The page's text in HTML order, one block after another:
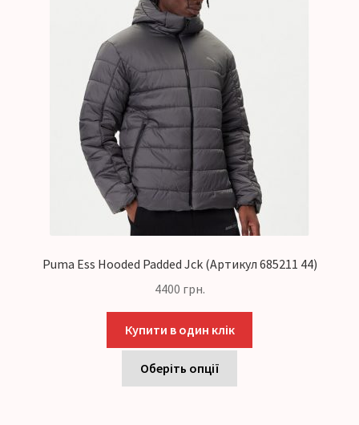
Puma Ess Hooded Padded Jck (Артикул 685211 44)
4400 грн.
Купити в один клік
Оберіть опції